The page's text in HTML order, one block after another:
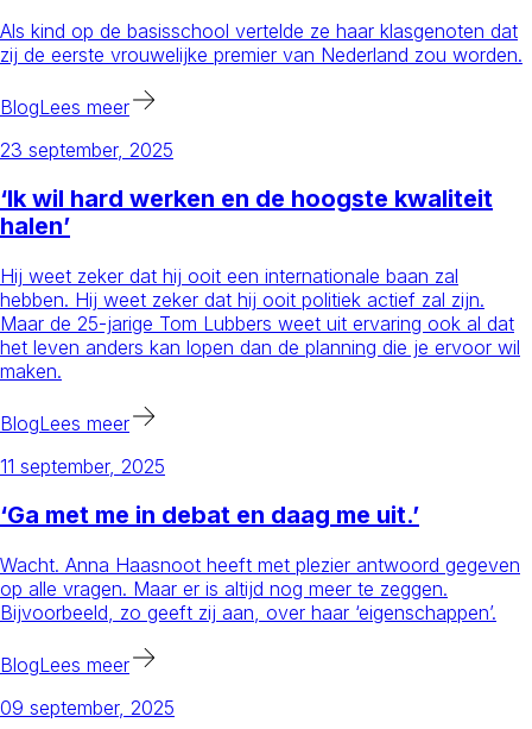
Als kind op de basisschool vertelde ze haar klasgenoten dat
zij de eerste vrouwelijke premier van Nederland zou worden.
BlogLees meer
23 september, 2025
‘Ik wil hard werken en de hoogste kwaliteit
halen’
Hij weet zeker dat hij ooit een internationale baan zal
hebben. Hij weet zeker dat hij ooit politiek actief zal zijn.
Maar de 25-jarige Tom Lubbers weet uit ervaring ook al dat
het leven anders kan lopen dan de planning die je ervoor wil
maken.
BlogLees meer
11 september, 2025
‘Ga met me in debat en daag me uit.’
Wacht. Anna Haasnoot heeft met plezier antwoord gegeven
op alle vragen. Maar er is altijd nog meer te zeggen.
Bijvoorbeeld, zo geeft zij aan, over haar ‘eigenschappen’.
BlogLees meer
09 september, 2025